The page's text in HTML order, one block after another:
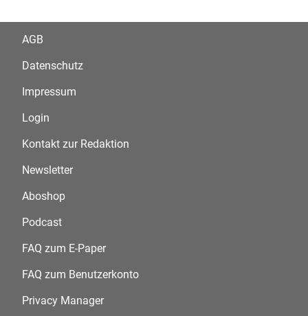
AGB
Datenschutz
Impressum
Login
Kontakt zur Redaktion
Newsletter
Aboshop
Podcast
FAQ zum E-Paper
FAQ zum Benutzerkonto
Privacy Manager